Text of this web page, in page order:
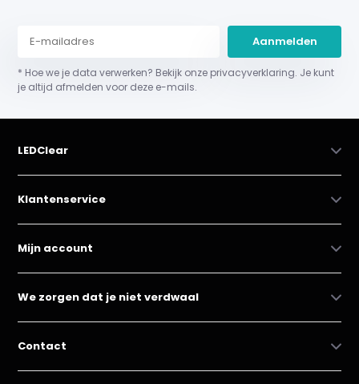
Aanmelden
* Hoe we je data verwerken? Bekijk onze privacyverklaring. Je kunt
je altijd afmelden voor deze e-mails.
LEDClear
Klantenservice
Mijn account
We zorgen dat je niet verdwaal
Contact